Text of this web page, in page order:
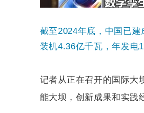
截至2024年底，中国已建
装机4.36亿千瓦，年发电
记者从正在召开的国际大
能大坝，创新成果和实践